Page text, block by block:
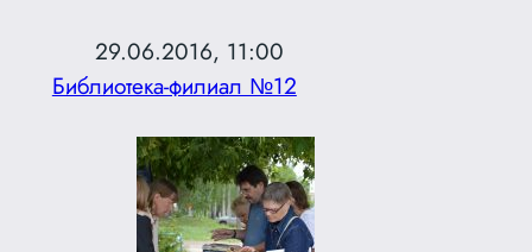
29.06.2016, 11:00
Библиотека-филиал №12